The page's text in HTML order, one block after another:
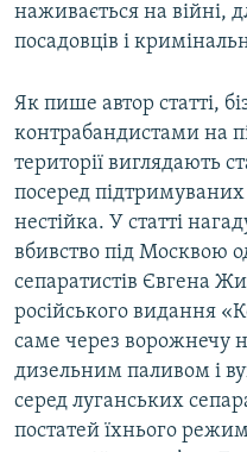
наживається на війні,
посадовців і
Як пише автор статті,
контрабандистами на
території виглядають
посеред підтримуваних
нестійка. У статті
вбивство під Москвою
сепаратистів Євгена
російського видання
саме через ворожнечу
дизельним паливом і
серед луганських
постатей їхнього